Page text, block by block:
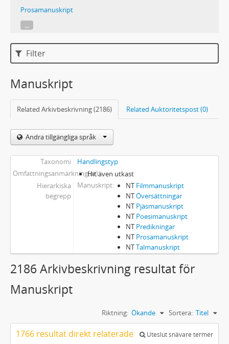
Prosamanuskript
...
Filter
Manuskript
Related Arkivbeskrivning (2186) Related Auktoritetspost (0)
Andra tillgängliga språk
Taxonomi
Handlingstyp
Omfattningsanmärkning(ar)Hit även utkast
Hierarkiska
begrepp
Manuskript NT Filmmanuskript
NTÖversättningar
NT Pjäsmanuskript
NT Poesimanuskript
NT Predikningar
NT Prosamanuskript
NTTalmanuskript
2186 Arkivbeskrivning resultat för
Manuskript
Sortera: Titel
Riktning: Ökande
1766 resultat direkt relaterade Uteslut snävare termer